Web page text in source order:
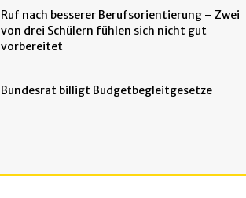
Ruf nach besserer Berufsorientierung – Zwei
von drei Schülern fühlen sich nicht gut
vorbereitet
Bundesrat billigt Budgetbegleitgesetze